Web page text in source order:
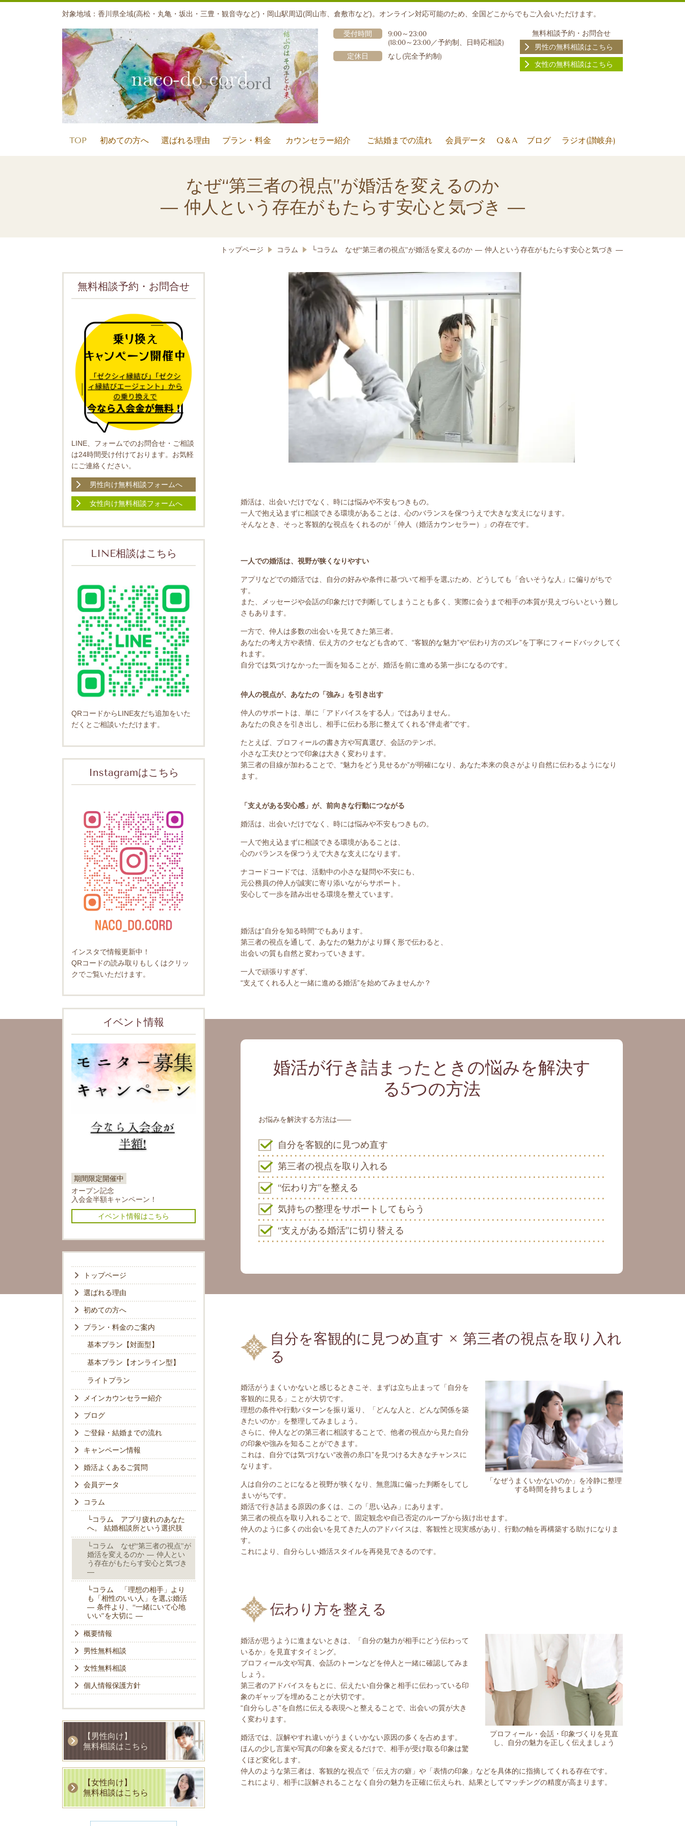
対象地域：香川県全域(高松・丸亀・坂出・三豊・観音寺など)・岡山駅周辺(岡山市、倉敷市など)。オンライン対応可能のため、全国どこからでもご入会いただけます。
受付時間
9:00～23:00
(18:00～23:00／予約制、日時応相談)
定休日
なし(完全予約制)
無料相談予約・お問合せ
男性の無料相談はこちら
女性の無料相談はこちら
TOP 初めての方へ 選ばれる理由 プラン・料金 カウンセラー紹介 ご結婚までの流れ 会員データ Q＆A ブログ ラジオ(讃岐弁)
なぜ“第三者の視点”が婚活を変えるのか
― 仲人という存在がもたらす安心と気づき ―
トップページ コラム └コラム なぜ“第三者の視点”が婚活を変えるのか ― 仲人という存在がもたらす安心と気づき ―
婚活は、出会いだけでなく、時には悩みや不安もつきもの。
一人で抱え込まずに相談できる環境があることは、心のバランスを保つうえで大きな支えになります。
そんなとき、そっと客観的な視点をくれるのが「仲人（婚活カウンセラー）」の存在です。
一人での婚活は、視野が狭くなりやすい
アプリなどでの婚活では、自分の好みや条件に基づいて相手を選ぶため、どうしても「合いそうな人」に偏りがちで
す。
また、メッセージや会話の印象だけで判断してしまうことも多く、実際に会うまで相手の本質が見えづらいという難し
さもあります。
一方で、仲人は多数の出会いを見てきた第三者。
あなたの考え方や表情、伝え方のクセなども含めて、“客観的な魅力”や“伝わり方のズレ”を丁寧にフィードバックしてく
れます。
自分では気づけなかった一面を知ることが、婚活を前に進める第一歩になるのです。
仲人の視点が、あなたの「強み」を引き出す
仲人のサポートは、単に「アドバイスをする人」ではありません。
あなたの良さを引き出し、相手に伝わる形に整えてくれる“伴走者”です。
たとえば、プロフィールの書き方や写真選び、会話のテンポ。
小さな工夫ひとつで印象は大きく変わります。
第三者の目線が加わることで、“魅力をどう見せるか”が明確になり、あなた本来の良さがより自然に伝わるようになり
ます。
「支えがある安心感」が、前向きな行動につながる
婚活は、出会いだけでなく、時には悩みや不安もつきもの。
一人で抱え込まずに相談できる環境があることは、
心のバランスを保つうえで大きな支えになります。
ナコードコードでは、活動中の小さな疑問や不安にも、
元公務員の仲人が誠実に寄り添いながらサポート。
安心して一歩を踏み出せる環境を整えています。
婚活は“自分を知る時間”でもあります。
第三者の視点を通して、あなたの魅力がより輝く形で伝わると、
出会いの質も自然と変わっていきます。
一人で頑張りすぎず、
“支えてくれる人と一緒に進める婚活”を始めてみませんか？
婚活が行き詰まったときの悩みを解決す
る5つの方法
お悩みを解決する方法は——
自分を客観的に見つめ直す
第三者の視点を取り入れる
“伝わり方”を整える
気持ちの整理をサポートしてもらう
“支えがある婚活”に切り替える
自分を客観的に見つめ直す × 第三者の視点を取り入れ
る
「なぜうまくいかないのか」を冷静に整理
する時間を持ちましょう
婚活がうまくいかないと感じるときこそ、まずは立ち止まって「自分を
客観的に見る」ことが大切です。
理想の条件や行動パターンを振り返り、「どんな人と、どんな関係を築
きたいのか」を整理してみましょう。
さらに、仲人などの第三者に相談することで、他者の視点から見た自分
の印象や強みを知ることができます。
これは、自分では気づけない“改善の糸口”を見つける大きなチャンスに
なります。
人は自分のことになると視野が狭くなり、無意識に偏った判断をしてし
まいがちです。
婚活で行き詰まる原因の多くは、この「思い込み」にあります。
第三者の視点を取り入れることで、固定観念や自己否定のループから抜け出せます。
仲人のように多くの出会いを見てきた人のアドバイスは、客観性と現実感があり、行動の軸を再構築する助けになりま
す。
これにより、自分らしい婚活スタイルを再発見できるのです。
伝わり方を整える
プロフィール・会話・印象づくりを見直
し、自分の魅力を正しく伝えましょう
婚活が思うように進まないときは、「自分の魅力が相手にどう伝わって
いるか」を見直すタイミング。
プロフィール文や写真、会話のトーンなどを仲人と一緒に確認してみま
しょう。
第三者のアドバイスをもとに、伝えたい自分像と相手に伝わっている印
象のギャップを埋めることが大切です。
“自分らしさ”を自然に伝える表現へと整えることで、出会いの質が大き
く変わります。
婚活では、誤解やすれ違いがうまくいかない原因の多くを占めます。
ほんの少し言葉や写真の印象を変えるだけで、相手が受け取る印象は驚
くほど変化します。
仲人のような第三者は、客観的な視点で「伝え方の癖」や「表情の印象」などを具体的に指摘してくれる存在です。
これにより、相手に誤解されることなく自分の魅力を正確に伝えられ、結果としてマッチングの精度が高まります。
無料相談予約・お問合せ
LINE、フォームでのお問合せ・ご相談
は24時間受け付けております。お気軽
にご連絡ください。
男性向け無料相談フォームへ
女性向け無料相談フォームへ
LINE相談はこちら
QRコードからLINE友だち追加をいた
だくとご相談いただけます。
Instagramはこちら
インスタで情報更新中！
QRコードの読み取りもしくはクリッ
クでご覧いただけます。
イベント情報
期間限定開催中
オープン記念
入会金半額キャンペーン！
イベント情報はこちら
トップページ
選ばれる理由
初めての方へ
プラン・料金のご案内
基本プラン【対面型】
基本プラン【オンライン型】
ライトプラン
メインカウンセラー紹介
ブログ
ご登録・結婚までの流れ
キャンペーン情報
婚活よくあるご質問
会員データ
コラム
└コラム アプリ疲れのあなた
へ。 結婚相談所という選択肢
└コラム なぜ“第三者の視点”が
婚活を変えるのか ― 仲人とい
う存在がもたらす安心と気づき
―
└コラム 「理想の相手」より
も「相性のいい人」を選ぶ婚活
― 条件より、“一緒にいて心地
いい”を大切に ―
概要情報
男性無料相談
女性無料相談
個人情報保護方針
【男性向け】
無料相談はこちら
【女性向け】
無料相談はこちら